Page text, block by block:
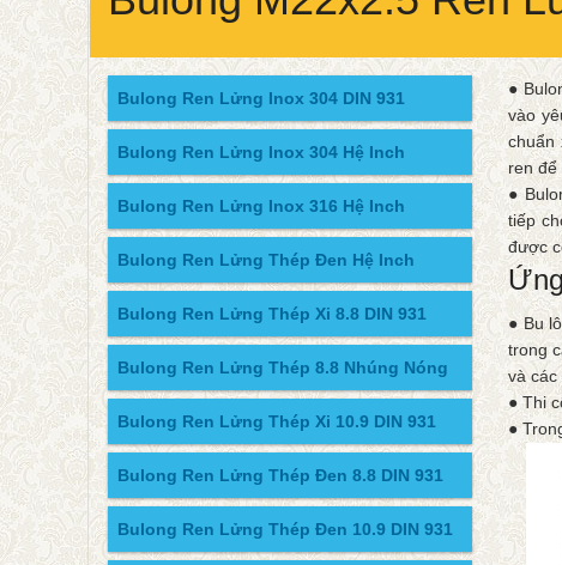
Bulong Ren Lửng Inox 304 DIN 931
Bulong Ren Lửng Inox 304 Hệ Inch
Bulong Ren Lửng Inox 316 Hệ Inch
Bulong Ren Lửng Thép Đen Hệ Inch
Bulong Ren Lửng Thép Xi 8.8 DIN 931
Bulong Ren Lửng Thép 8.8 Nhúng Nóng
Bulong Ren Lửng Thép Xi 10.9 DIN 931
Bulong Ren Lửng Thép Đen 8.8 DIN 931
Bulong Ren Lửng Thép Đen 10.9 DIN 931
●
vào
chuẩn
ren để
●
tiếp
được
● Bu
trong
và các
● Thi
●